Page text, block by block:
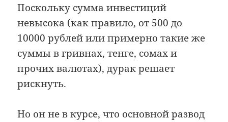
Поскольку сумма инвестиций
невысока (как правило, от 500 до
10000 рублей или примерно такие же
суммы в гривнах, тенге, сомах и
прочих валютах), дурак решает
рискнуть.
Но он не в курсе, что основной развод